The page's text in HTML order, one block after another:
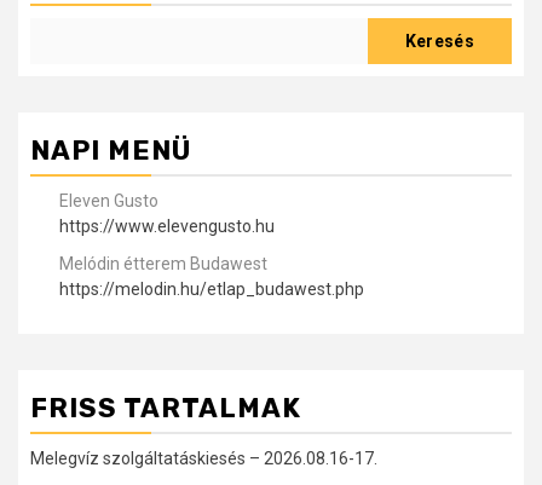
Keresés
NAPI MENÜ
Eleven Gusto
https://www.elevengusto.hu
Melódin étterem Budawest
https://melodin.hu/etlap_budawest.php
FRISS TARTALMAK
Melegvíz szolgáltatáskiesés – 2026.08.16-17.